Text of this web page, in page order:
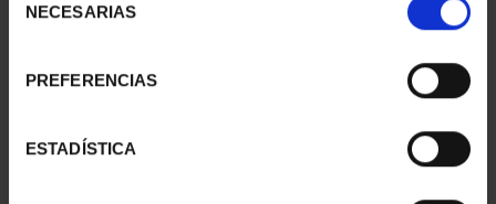
NECESARIAS
PREFERENCIAS
ESTADÍSTICA
CITIES - AVILA
€73.00
CITIES II - SALAMANCA